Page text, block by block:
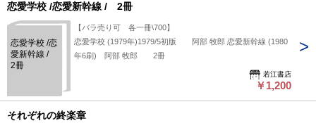
恋愛学校 /恋愛新幹線 / 2冊
恋愛学校 /恋
愛新幹線 /
2冊
【バラ売り可 各一冊\700】
恋愛学校 (1979年)1979/5初版 阿部 牧郎 恋愛新幹線 (1980
年6刷) 阿部 牧郎 2冊
若江書店
￥1,200
それぞれの終楽章